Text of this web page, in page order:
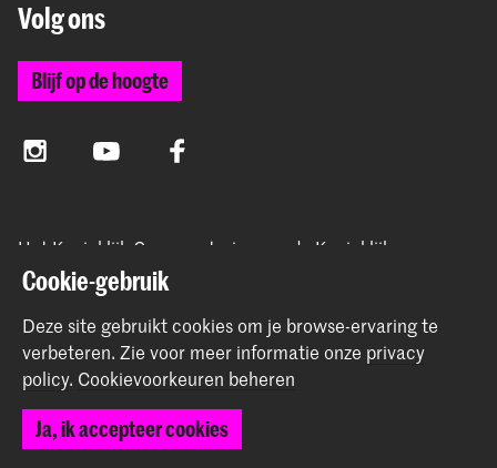
Volg ons
Blijf op de hoogte
InstagramYouTube Facebook
Het Koninklijk Conservatorium en de Koninklijke
Academie van Beeldende Kunsten vormen samen
Hogeschool der Kunsten Den Haag.
© 2025 - 2026 Koninklijk Conservatorium |
Cookievoorkeuren
Cookie-gebruik
Deze site gebruikt cookies om je browse-ervaring te
verbeteren. Zie voor meer informatie onze privacy
policy. Cookievoorkeuren beheren
Ja, ik accepteer cookies